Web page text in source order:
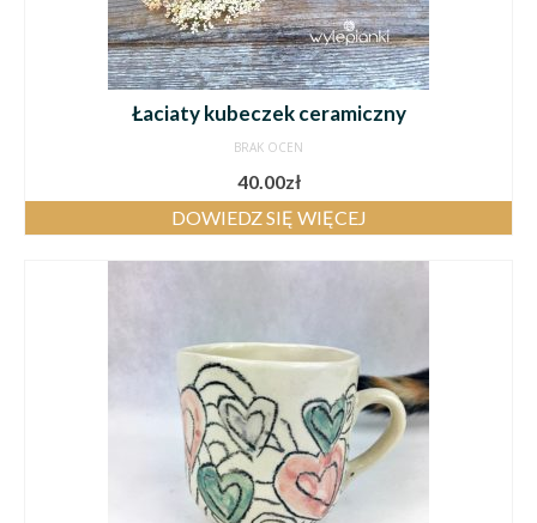
Łaciaty kubeczek ceramiczny
BRAK OCEN
40.00zł
DOWIEDZ SIĘ WIĘCEJ